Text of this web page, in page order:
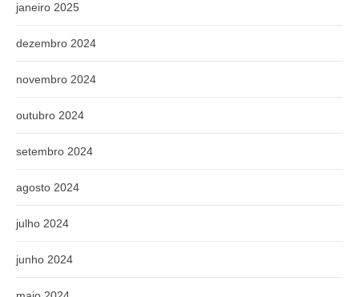
janeiro 2025
dezembro 2024
novembro 2024
outubro 2024
setembro 2024
agosto 2024
julho 2024
junho 2024